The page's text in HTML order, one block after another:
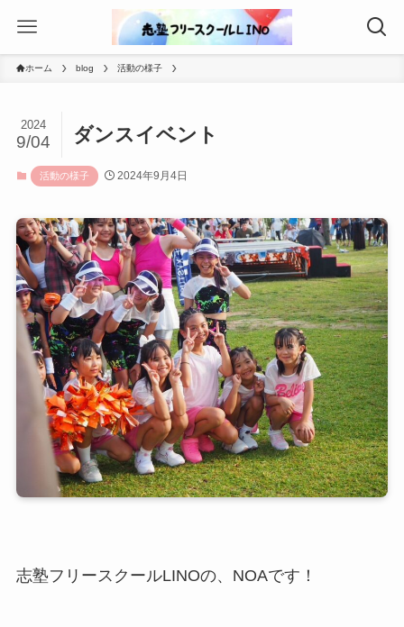
ホーム blog 活動の様子
ダンスイベント
2024
9/04
活動の様子 2024年9月4日
志塾フリースクールLINOの、NOAです！